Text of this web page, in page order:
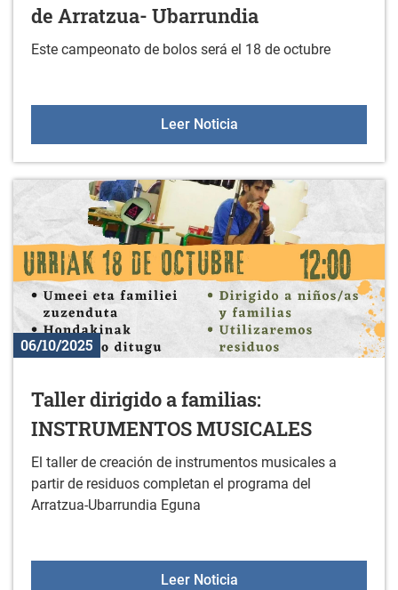
de Arratzua- Ubarrundia
Este campeonato de bolos será el 18 de octubre
Leer NoticiaI. Campeonato de bolos
06/10/2025
Taller dirigido a familias:
INSTRUMENTOS MUSICALES
El taller de creación de instrumentos musicales a
partir de residuos completan el programa del
Arratzua-Ubarrundia Eguna
Leer NoticiaTaller dirigido a familias: